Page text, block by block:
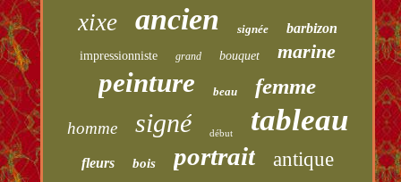
xixe ancien signée barbizon
impressionniste grand bouquet marine
peinture beau femme
homme signé début tableau
fleurs bois portrait antique